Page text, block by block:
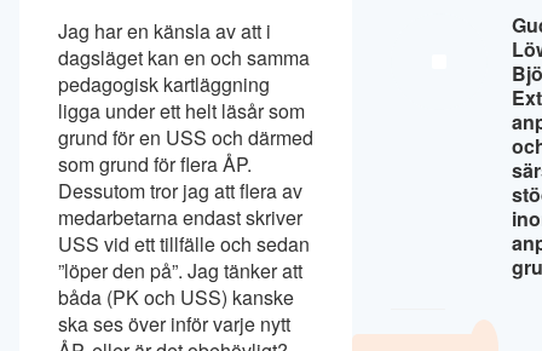
Jag har en känsla av att i
dagsläget kan en och samma
pedagogisk kartläggning
ligga under ett helt läsår som
grund för en USS och därmed
som grund för flera ÅP.
Dessutom tror jag att flera av
medarbetarna endast skriver
USS vid ett tillfälle och sedan
”löper den på”. Jag tänker att
båda (PK och USS) kanske
ska ses över inför varje nytt